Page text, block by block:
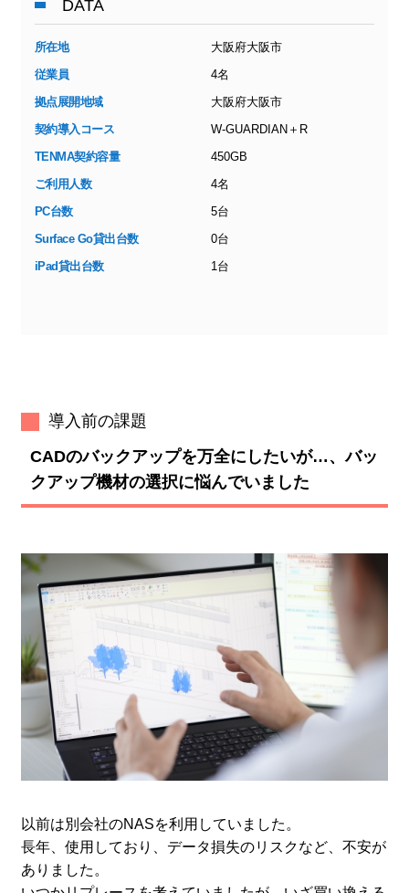
DATA
所在地
大阪府大阪市
従業員
4名
拠点展開地域
大阪府大阪市
契約導入コース
W-GUARDIAN＋R
TENMA契約容量
450GB
ご利用人数
4名
PC台数
5台
Surface Go貸出台数
0台
iPad貸出台数
1台
導入前の課題
CADのバックアップを万全にしたいが…、バッ
クアップ機材の選択に悩んでいました
以前は別会社のNASを利用していました。
長年、使用しており、データ損失のリスクなど、不安が
ありました。